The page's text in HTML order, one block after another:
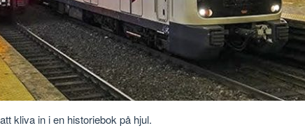
kliva in i en historiebok på hjul.